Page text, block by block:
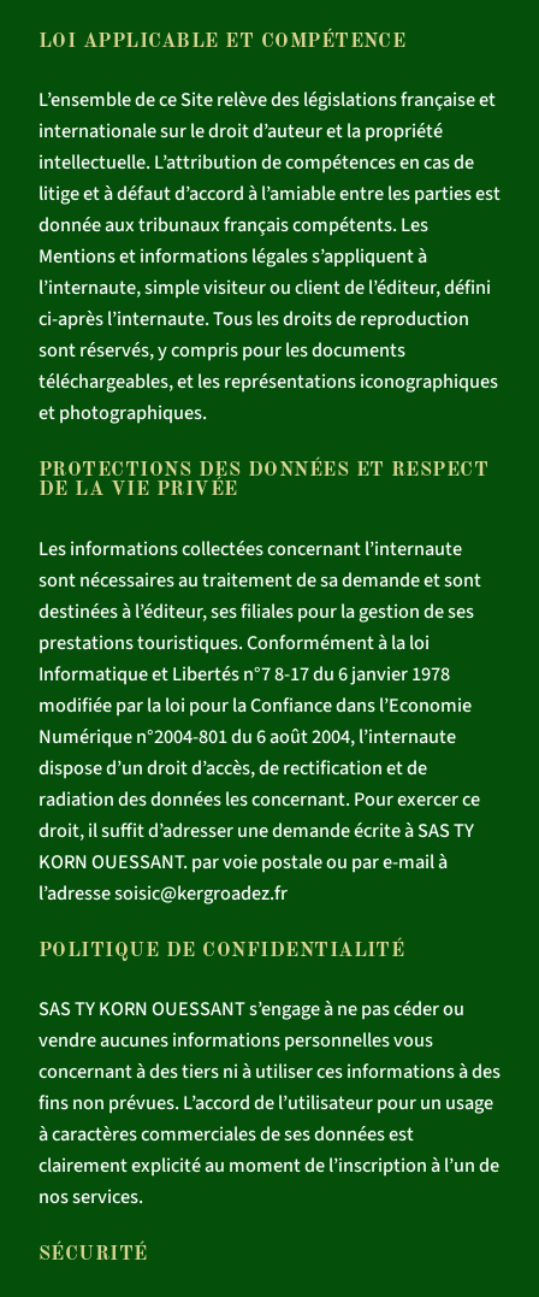
LOI APPLICABLE ET COMPÉTENCE
L’ensemble de ce Site relève des législations française et
internationale sur le droit d’auteur et la propriété
intellectuelle. L’attribution de compétences en cas de
litige et à défaut d’accord à l’amiable entre les parties est
donnée aux tribunaux français compétents. Les
Mentions et informations légales s’appliquent à
l’internaute, simple visiteur ou client de l’éditeur, défini
ci-après l’internaute. Tous les droits de reproduction
sont réservés, y compris pour les documents
téléchargeables, et les représentations iconographiques
et photographiques.
PROTECTIONS DES DONNÉES ET RESPECT
DE LA VIE PRIVÉE
Les informations collectées concernant l’internaute
sont nécessaires au traitement de sa demande et sont
destinées à l’éditeur, ses filiales pour la gestion de ses
prestations touristiques. Conformément à la loi
Informatique et Libertés n°7 8-17 du 6 janvier 1978
modifiée par la loi pour la Confiance dans l’Economie
Numérique n°2004-801 du 6 août 2004, l’internaute
dispose d’un droit d’accès, de rectification et de
radiation des données les concernant. Pour exercer ce
droit, il suffit d’adresser une demande écrite à SAS TY
KORN OUESSANT. par voie postale ou par e-mail à
l’adresse soisic@kergroadez.fr
POLITIQUE DE CONFIDENTIALITÉ
SAS TY KORN OUESSANT s’engage à ne pas céder ou
vendre aucunes informations personnelles vous
concernant à des tiers ni à utiliser ces informations à des
fins non prévues. L’accord de l’utilisateur pour un usage
à caractères commerciales de ses données est
clairement explicité au moment de l’inscription à l’un de
nos services.
SÉCURITÉ